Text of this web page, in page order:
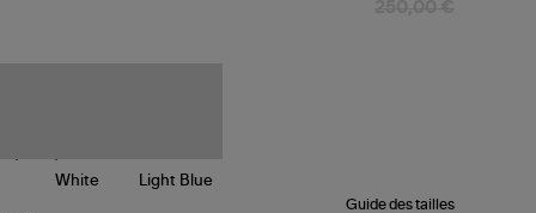
Guide des tailles